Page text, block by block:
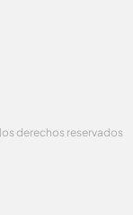
derechos reservados